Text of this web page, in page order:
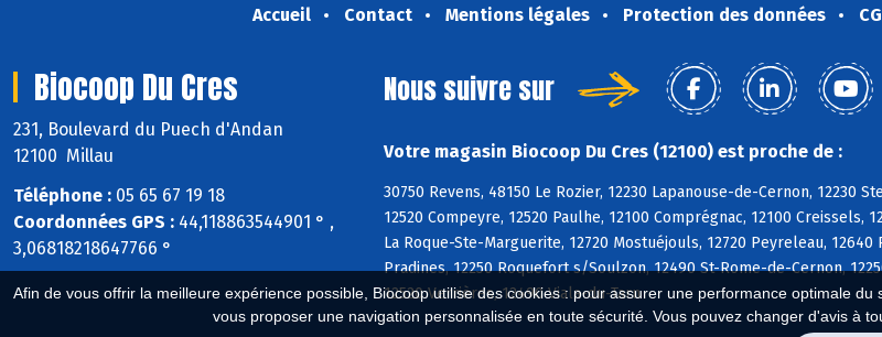
Afin de vous offrir la meilleure expérience possible, Biocoop utilise des cookies : pour assurer une performance optimale
vous proposer une navigation personnalisée en toute sécurité. Vous pouvez changer d'avis à
Accueil Contact Mentions légales Protection des données
Biocoop Du Cres
231, Boulevard du Puech d'Andan
12100 Millau
Téléphone : 05 65 67 19 18
Coordonnées GPS : 44,118863544901 ° ,
3,06818218647766 °
Nous suivre sur
Votre magasin Biocoop Du Cres (12100) est proche de :
30750 Revens, 48150 Le Rozier, 12230 Lapanouse-de-Cernon, 12230
12520 Compeyre, 12520 Paulhe, 12100 Comprégnac, 12100 Creissels,
La Roque-Ste-Marguerite, 12720 Mostuéjouls, 12720 Peyreleau,
Pradines, 12250 Roquefort s/Soulzon, 12490 St-Rome-de-Cernon,
12520 Verrières, 12490 Viala-du-Tarn